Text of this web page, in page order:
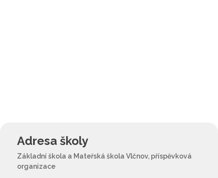
Adresa školy
Základní škola a Mateřská škola Vlčnov, příspěvková
organizace